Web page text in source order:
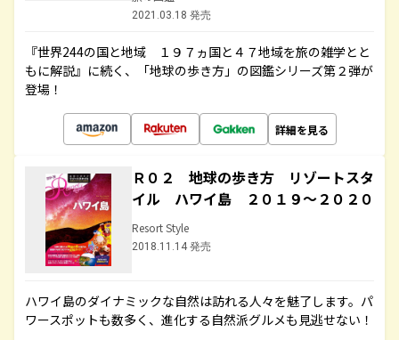
2021.03.18 発売
『世界244の国と地域 １９７ヵ国と４７地域を旅の雑学とと
もに解説』に続く、「地球の歩き方」の図鑑シリーズ第２弾が
登場！
詳細を見る
Ｒ０２ 地球の歩き方 リゾートスタ
イル ハワイ島 ２０１９～２０２０
Resort Style
2018.11.14 発売
ハワイ島のダイナミックな自然は訪れる人々を魅了します。パ
ワースポットも数多く、進化する自然派グルメも見逃せない！